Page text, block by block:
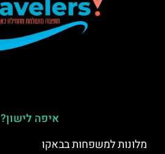
איפה לישון?
מלונות למשפחות בבאקו